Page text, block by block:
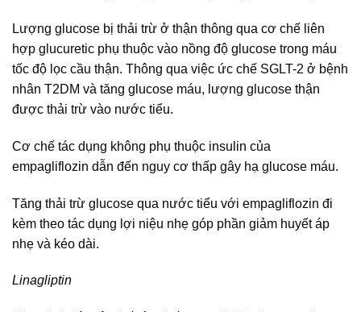
Lượng glucose bị thải trừ ở thận thông qua cơ chế liên
hợp glucuretic phụ thuộc vào nồng độ glucose trong máu
tốc độ lọc cầu thận. Thông qua việc ức chế SGLT-2 ở bệnh
nhân T2DM và tăng glucose máu, lượng glucose thận
được thải trừ vào nước tiểu.
Cơ chế tác dụng không phụ thuộc insulin của
empagliflozin dẫn đến nguy cơ thấp gây hạ glucose máu.
Tăng thải trừ glucose qua nước tiểu với empagliflozin đi
kèm theo tác dụng lợi niệu nhẹ góp phần giảm huyết áp
nhẹ và kéo dài.
Linagliptin